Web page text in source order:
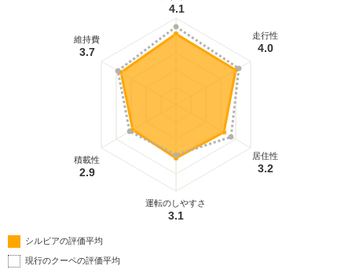
4.1
走行性
4.0
居住性
3.2
運転のしやすさ
3.1
積載性
2.9
維持費
3.7
シルビアの評価平均
現行のクーペの評価平均